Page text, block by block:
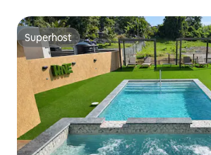
Superhost
Superhost